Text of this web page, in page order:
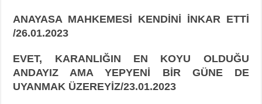
ANAYASA MAHKEMESİ KENDİNİ İNKAR ETTİ
/26.01.2023
EVET, KARANLIĞIN EN KOYU OLDUĞU
ANDAYIZ AMA YEPYENİ BİR GÜNE DE
UYANMAK ÜZEREYİZ/23.01.2023